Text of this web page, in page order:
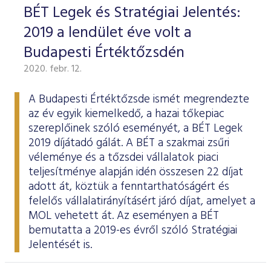
BÉT Legek és Stratégiai Jelentés:
2019 a lendület éve volt a
Budapesti Értéktőzsdén
2020. febr. 12.
A Budapesti Értéktőzsde ismét megrendezte
az év egyik kiemelkedő, a hazai tőkepiac
szereplőinek szóló eseményét, a BÉT Legek
2019 díjátadó gálát. A BÉT a szakmai zsűri
véleménye és a tőzsdei vállalatok piaci
teljesítménye alapján idén összesen 22 díjat
adott át, köztük a fenntarthatóságért és
felelős vállalatirányításért járó díjat, amelyet a
MOL vehetett át. Az eseményen a BÉT
bemutatta a 2019-es évről szóló Stratégiai
Jelentését is.